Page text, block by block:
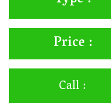
Price :
Call :